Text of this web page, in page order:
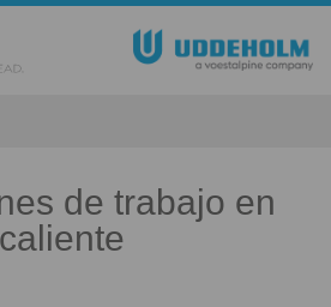
de trabajo en
caliente